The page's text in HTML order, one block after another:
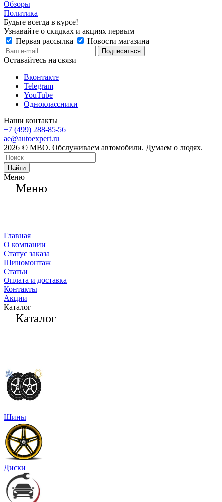
Обзоры
Политика
Будьте всегда в курсе!
Узнавайте о скидках и акциях первым
Первая рассылка
Новости магазина
Оставайтесь на связи
Вконтакте
Telegram
YouTube
Одноклассники
Наши контакты
+7 (499) 288-85-56
ae@autoexpert.ru
2026 © МВО. Обслуживаем автомобили. Думаем о людях.
Найти
Меню
Меню
Главная
О компании
Статус заказа
Шиномонтаж
Статьи
Оплата и доставка
Контакты
Акции
Каталог
Каталог
Шины
Диски